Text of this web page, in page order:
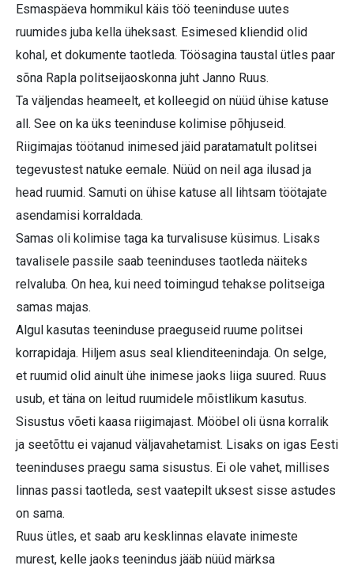
Esmaspäeva hommikul käis töö teeninduse uutes
ruumides juba kella üheksast. Esimesed kliendid olid
kohal, et dokumente taotleda. Töösagina taustal ütles paar
sõna Rapla politseijaoskonna juht Janno Ruus.
Ta väljendas heameelt, et kolleegid on nüüd ühise katuse
all. See on ka üks teeninduse kolimise põhjuseid.
Riigimajas töötanud inimesed jäid paratamatult politsei
tegevustest natuke eemale. Nüüd on neil aga ilusad ja
head ruumid. Samuti on ühise katuse all lihtsam töötajate
asendamisi korraldada.
Samas oli kolimise taga ka turvalisuse küsimus. Lisaks
tavalisele passile saab teeninduses taotleda näiteks
relvaluba. On hea, kui need toimingud tehakse politseiga
samas majas.
Algul kasutas teeninduse praeguseid ruume politsei
korrapidaja. Hiljem asus seal klienditeenindaja. On selge,
et ruumid olid ainult ühe inimese jaoks liiga suured. Ruus
usub, et täna on leitud ruumidele mõistlikum kasutus.
Sisustus võeti kaasa riigimajast. Mööbel oli üsna korralik
ja seetõttu ei vajanud väljavahetamist. Lisaks on igas Eesti
teeninduses praegu sama sisustus. Ei ole vahet, millises
linnas passi taotleda, sest vaatepilt uksest sisse astudes
on sama.
Ruus ütles, et saab aru kesklinnas elavate inimeste
murest, kelle jaoks teenindus jääb nüüd märksa